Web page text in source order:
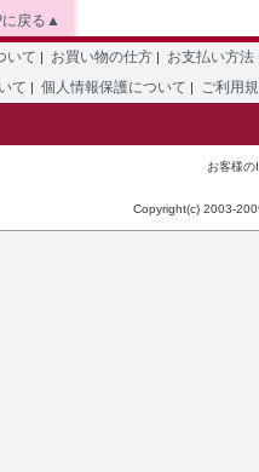
に戻る▲
いて | お買い物の仕方 | お支払い方法
て | 個人情報保護について | ご利用
お客様
Copyright(c) 2003-